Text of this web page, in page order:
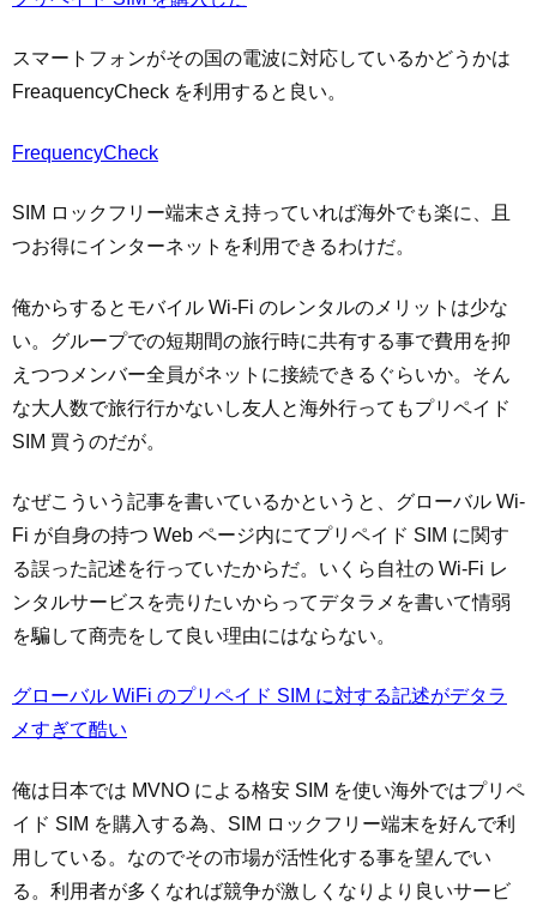
スマートフォンがその国の電波に対応しているかどうかは
FreaquencyCheck を利用すると良い。
FrequencyCheck
SIM ロックフリー端末さえ持っていれば海外でも楽に、且
つお得にインターネットを利用できるわけだ。
俺からするとモバイル Wi-Fi のレンタルのメリットは少な
い。グループでの短期間の旅行時に共有する事で費用を抑
えつつメンバー全員がネットに接続できるぐらいか。そん
な大人数で旅行行かないし友人と海外行ってもプリペイド
SIM 買うのだが。
なぜこういう記事を書いているかというと、グローバル Wi-
Fi が自身の持つ Web ページ内にてプリペイド SIM に関す
る誤った記述を行っていたからだ。いくら自社の Wi-Fi レ
ンタルサービスを売りたいからってデタラメを書いて情弱
を騙して商売をして良い理由にはならない。
グローバル WiFi のプリペイド SIM に対する記述がデタラ
メすぎて酷い
俺は日本では MVNO による格安 SIM を使い海外ではプリペ
イド SIM を購入する為、SIM ロックフリー端末を好んで利
用している。なのでその市場が活性化する事を望んでい
る。利用者が多くなれば競争が激しくなりより良いサービ